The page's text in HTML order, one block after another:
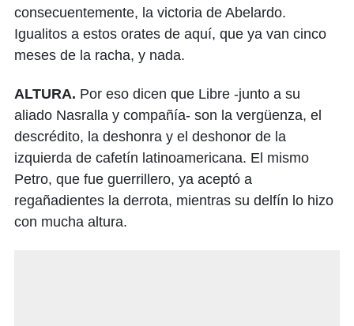
consecuentemente, la victoria de Abelardo.
Igualitos a estos orates de aquí, que ya van cinco
meses de la racha, y nada.
ALTURA. Por eso dicen que Libre -junto a su
aliado Nasralla y compañía- son la vergüenza, el
descrédito, la deshonra y el deshonor de la
izquierda de cafetín latinoamericana. El mismo
Petro, que fue guerrillero, ya aceptó a
regañadientes la derrota, mientras su delfín lo hizo
con mucha altura.